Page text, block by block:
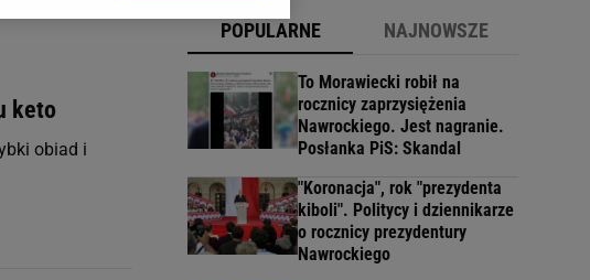
keto
obiad i
POPULARNE NAJNOWSZE
To Morawiecki robił na
rocznicy zaprzysiężenia
Nawrockiego. Jest nagranie.
Posłanka PiS: Skandal
"Koronacja", rok "prezydenta
kiboli". Politycy i dziennikarze
o rocznicy prezydentury
Nawrockiego
przetwarzania danych poprzez
Zmiana ustawień
celach:
urządzenia do celów identyfikacji.
i treści, pomiar reklam i treści,